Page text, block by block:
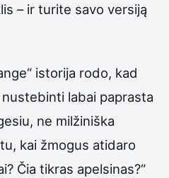
– ir turite savo versiją
istorija rodo, kad
labai paprasta
ne milžiniška
kai žmogus atidaro
Čia tikras apelsinas?“